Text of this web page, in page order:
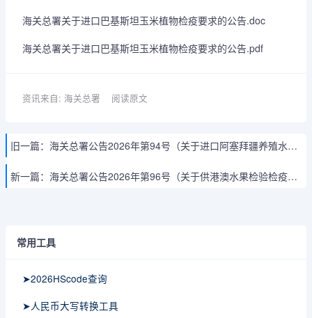
海关总署关于进口巴基斯坦玉米植物检疫要求的公告.doc
海关总署关于进口巴基斯坦玉米植物检疫要求的公告.pdf
资讯来自: 海关总署 阅读原文
旧一篇： 海关总署公告2026年第94号（关于进口阿塞拜疆养殖水产品检验检疫要求的公告）
新一篇： 海关总署公告2026年第96号（关于供港澳水果检验检疫监督管理要求的公告）
常用工具
➤2026HScode查询
➤人民币大写转换工具